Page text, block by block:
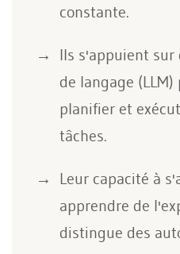
constante.
Ils s'appuient sur
de langage
planifier et
tâches.
Leur capacité à
apprendre de
distingue des